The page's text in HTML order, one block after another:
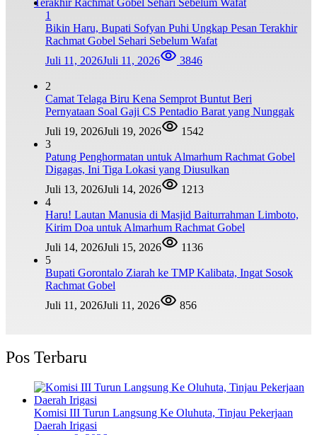
1
Bikin Haru, Bupati Sofyan Puhi Ungkap Pesan Terakhir
Rachmat Gobel Sehari Sebelum Wafat
Juli 11, 2026Juli 11, 2026 3846
2
Camat Telaga Biru Kena Semprot Buntut Beri
Pernyataan Soal Gaji CS Pentadio Barat yang Nunggak
Juli 19, 2026Juli 19, 2026
1542
3
Patung Penghormatan untuk Almarhum Rachmat Gobel
Digagas, Ini Tiga Lokasi yang Diusulkan
Juli 13, 2026Juli 14, 2026
1213
4
Haru! Lautan Manusia di Masjid Baiturrahman Limboto,
Kirim Doa untuk Almarhum Rachmat Gobel
Juli 14, 2026Juli 15, 2026
1136
5
Bupati Gorontalo Ziarah ke TMP Kalibata, Ingat Sosok
Rachmat Gobel
Juli 11, 2026Juli 11, 2026 856
Pos Terbaru
Komisi III Turun Langsung Ke Oluhuta, Tinjau Pekerjaan
Daerah Irigasi